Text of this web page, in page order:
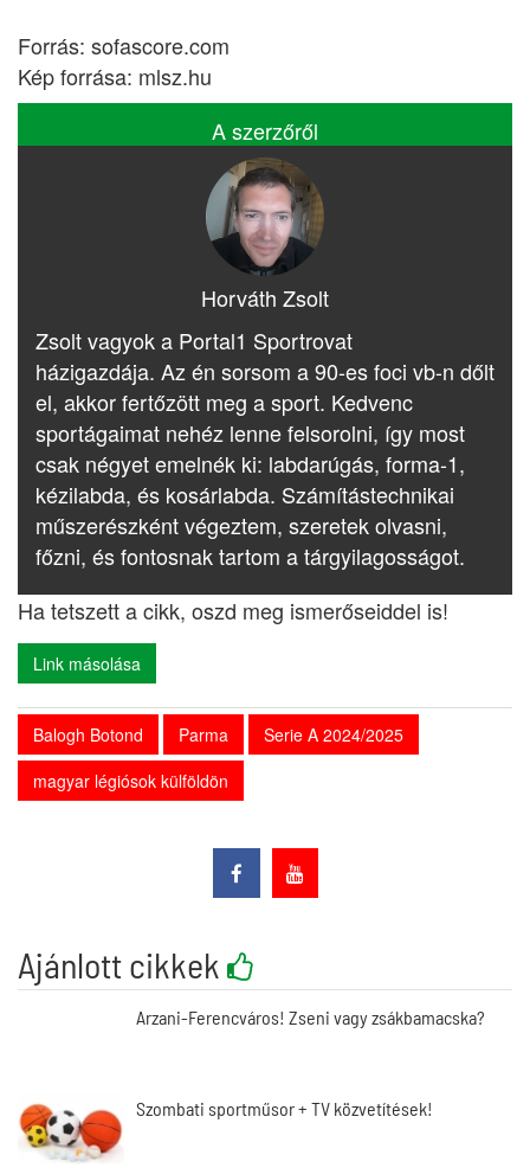
Forrás: sofascore.com
Kép forrása: mlsz.hu
A szerzőről
Horváth Zsolt
Zsolt vagyok a Portal1 Sportrovat
házigazdája. Az én sorsom a 90-es foci vb-n dőlt
el, akkor fertőzött meg a sport. Kedvenc
sportágaimat nehéz lenne felsorolni, így most
csak négyet emelnék ki: labdarúgás, forma-1,
kézilabda, és kosárlabda. Számítástechnikai
műszerészként végeztem, szeretek olvasni,
főzni, és fontosnak tartom a tárgyilagosságot.
Ha tetszett a cikk, oszd meg ismerőseiddel is!
Link másolása
Balogh Botond Parma
Serie A 2024/2025
magyar légiósok külföldön
Ajánlott cikkek
Arzani-Ferencváros! Zseni vagy zsákbamacska?
Szombati sportműsor + TV közvetítések!